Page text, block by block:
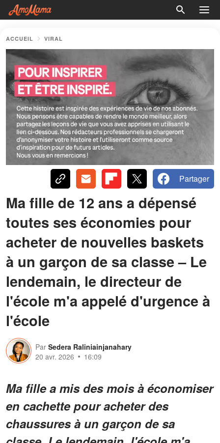
ACCUEIL VIRAL
Partager
Ma fille de 12 ans a dépensé
toutes ses économies pour
acheter de nouvelles baskets
à un garçon de sa classe – Le
lendemain, le directeur de
l'école m'a appelé d'urgence à
l'école
Par Sedera Raliniainjanahary
20 avr. 2026
16:09
Ma fille a mis des mois à économiser
en cachette pour acheter des
chaussures à un garçon de sa